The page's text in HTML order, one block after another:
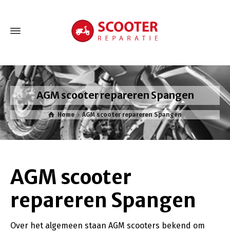
AGM scooter repareren Spangen
Home AGM scooter repareren Spangen
AGM scooter
repareren Spangen
Over het algemeen staan AGM scooters bekend om